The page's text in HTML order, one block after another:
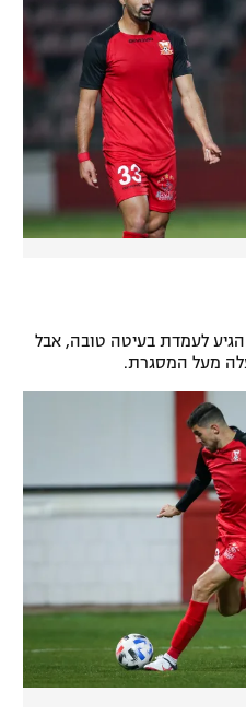
לעמדת בעיטה טובה, אבל